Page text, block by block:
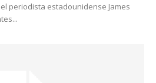
periodista estadounidense James